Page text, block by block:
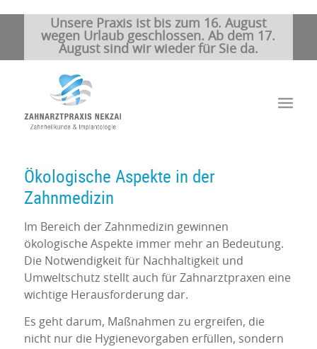
Unsere Praxis ist bis zum 16. August
wegen Urlaub geschlossen. Ab dem 17.
August sind wir wieder für Sie da.
Ökologische Aspekte in der
Zahnmedizin
Im Bereich der Zahnmedizin gewinnen
ökologische Aspekte immer mehr an Bedeutung.
Die Notwendigkeit für Nachhaltigkeit und
Umweltschutz stellt auch für Zahnarztpraxen eine
wichtige Herausforderung dar.
Es geht darum, Maßnahmen zu ergreifen, die
nicht nur die Hygienevorgaben erfüllen, sondern